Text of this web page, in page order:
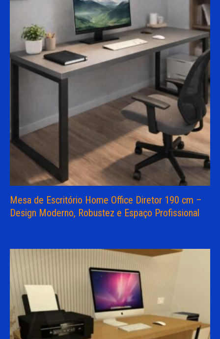
Mesa de Escritório Home Office Diretor 190 cm –
Design Moderno, Robustez e Espaço Profissional